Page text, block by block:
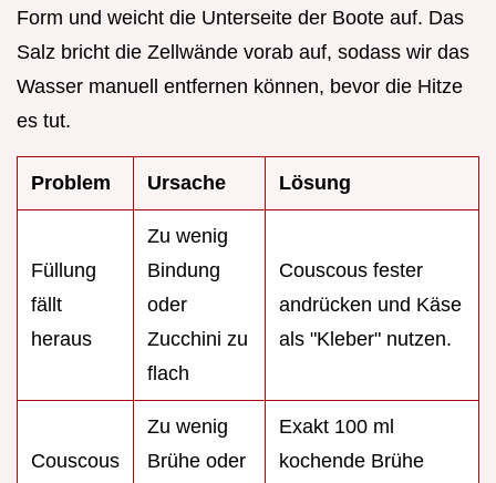
Form und weicht die Unterseite der Boote auf. Das
Salz bricht die Zellwände vorab auf, sodass wir das
Wasser manuell entfernen können, bevor die Hitze
es tut.
Problem Ursache Lösung
Füllung
fällt
heraus
Zu wenig
Bindung
oder
Zucchini zu
flach
Couscous fester
andrücken und Käse
als "Kleber" nutzen.
Couscous
Zu wenig
Brühe oder
Exakt 100 ml
kochende Brühe